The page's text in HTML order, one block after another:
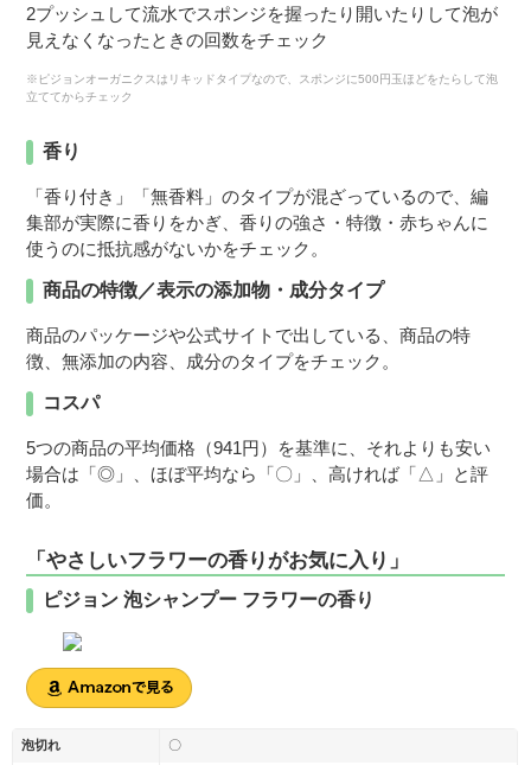
2プッシュして流水でスポンジを握ったり開いたりして泡が
見えなくなったときの回数をチェック
※ピジョンオーガニクスはリキッドタイプなので、スポンジに500円玉ほどをたらして泡
立ててからチェック
香り
「香り付き」「無香料」のタイプが混ざっているので、編
集部が実際に香りをかぎ、香りの強さ・特徴・赤ちゃんに
使うのに抵抗感がないかをチェック。
商品の特徴／表示の添加物・成分タイプ
商品のパッケージや公式サイトで出している、商品の特
徴、無添加の内容、成分のタイプをチェック。
コスパ
5つの商品の平均価格（941円）を基準に、それよりも安い
場合は「◎」、ほぼ平均なら「〇」、高ければ「△」と評
価。
「やさしいフラワーの香りがお気に入り」
ピジョン 泡シャンプー フラワーの香り
泡切れ 〇